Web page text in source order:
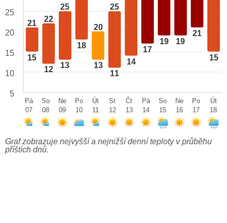
21
15
22
12
25
13
18
20
13
25
11
14
17
19 19
21
15
25
20
15
10
5
Pá
07
So
08
Ne
09
Po
10
Út
11
St
12
Čt
13
Pá
14
So
15
Ne
16
Po
17
Út
18
Graf zobrazuje nejvyšší a nejnižší denní teploty v průběhu
příštích dnů.